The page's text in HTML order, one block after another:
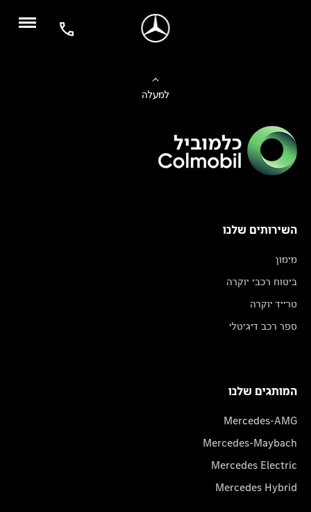
למעלה
השירותים שלנו
מימון
ביטוח רכבי יוקרה
טרייד יוקרה
ספר רכב דיגיטלי
המותגים שלנו
Mercedes-AMG
Mercedes-Maybach
Mercedes Electric
Mercedes Hybrid